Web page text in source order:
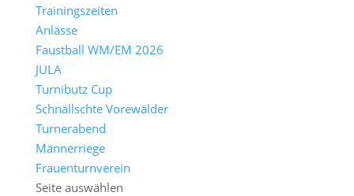
Trainingszeiten
Anlässe
Faustball WM/EM 2026
JULA
Turnibutz Cup
Schnällschte Vorewälder
Turnerabend
Männerriege
Frauenturnverein
Seite auswählen